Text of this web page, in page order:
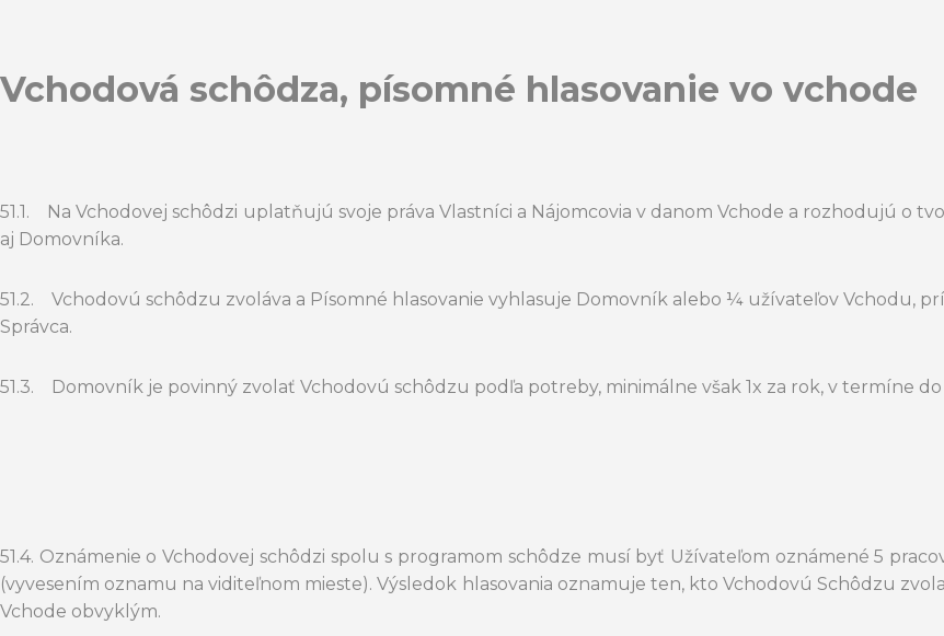
Vchodová schôdza, písomné hlasovanie vo vchode
51.1. Na Vchodovej schôdzi uplatňujú svoje práva Vlastníci a Nájomcovia v danom Vchode a rozhodujú o
aj Domovníka.
51.2. Vchodovú schôdzu zvoláva a Písomné hlasovanie vyhlasuje Domovník alebo ¼ užívateľov Vchodu,
Správca.
51.3. Domovník je povinný zvolať Vchodovú schôdzu podľa potreby, minimálne však 1x za rok, v termíne
51.4. Oznámenie o Vchodovej schôdzi spolu s programom schôdze musí byť Užívateľom oznámené 5
(vyvesením oznamu na viditeľnom mieste). Výsledok hlasovania oznamuje ten, kto Vchodovú Schôdzu
Vchode obvyklým.